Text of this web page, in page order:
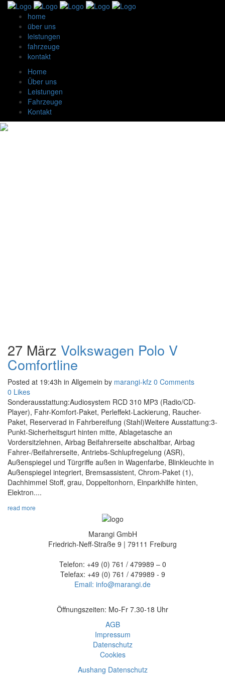
home
über uns
leistungen
fahrzeuge
kontakt
Home
Über uns
Leistungen
Fahrzeuge
Kontakt
27 März Volkswagen Polo V
Comfortline
Posted at 19:43h in Allgemein by marangi-kfz 0 Comments
0 Likes
Sonderausstattung:Audiosystem RCD 310 MP3 (Radio/CD-
Player), Fahr-Komfort-Paket, Perleffekt-Lackierung, Raucher-
Paket, Reserverad in Fahrbereifung (Stahl)Weitere Ausstattung:3-
Punkt-Sicherheitsgurt hinten mitte, Ablagetasche an
Vordersitzlehnen, Airbag Beifahrerseite abschaltbar, Airbag
Fahrer-/Beifahrerseite, Antriebs-Schlupfregelung (ASR),
Außenspiegel und Türgriffe außen in Wagenfarbe, Blinkleuchte in
Außenspiegel integriert, Bremsassistent, Chrom-Paket (1),
Dachhimmel Stoff, grau, Doppeltonhorn, Einparkhilfe hinten,
Elektron....
read more
Marangi GmbH
Friedrich-Neff-Straße 9 | 79111 Freiburg
Telefon: +49 (0) 761 / 479989 – 0
Telefax: +49 (0) 761 / 479989 - 9
Email: info@marangi.de
Öffnungszeiten: Mo-Fr 7.30-18 Uhr
AGB
Impressum
Datenschutz
Cookies
Aushang Datenschutz